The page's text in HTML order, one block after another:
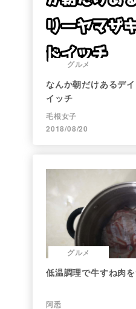
グルメ
なんか朝だけあるデ
イッチ
毛根女子
2018/08/20
グルメ
低温調理で牛すね肉
阿悉